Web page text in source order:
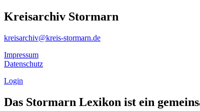
Kreisarchiv Stormarn
kreisarchiv@kreis-stormarn.de
Impressum
Datenschutz
Login
Das Stormarn Lexikon ist ein